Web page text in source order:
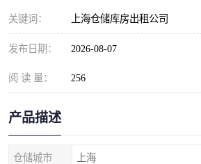
关键词： 上海仓储库房出租公司
发布日期： 2026-08-07
阅 读 量： 256
产品描述
仓储城市 上海